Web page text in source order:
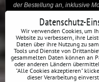
der Bestellung an, inklusive
josef helmich
★★★★★
"Hier gibt es viele Dinge, die
egal ob Profi oder für die St..."
Datenschutz-
Wir verwenden Cookies, um
Website zu verbessern, ihre
Daten über ihre Nutzung zu
Tools und Dienste von
gesammelten Daten können an
oder anderen Ländern
"Alle Cookies akzeptieren"
dieser Verarbeitung